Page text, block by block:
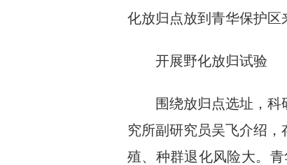
化放归点放到青华保护区
开展野化放归试验
围绕放归点选址，科
究所副研究员吴飞介绍
殖、种群退化风险大。